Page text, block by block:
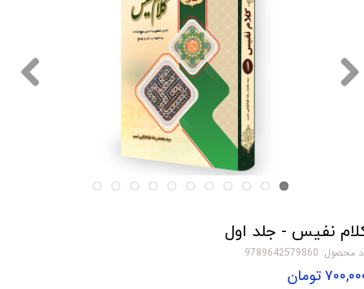
نفیس - جلد اول
9789642579860
تومان